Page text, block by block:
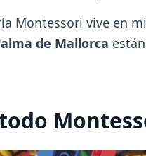
Montessori vive en
de Mallorca